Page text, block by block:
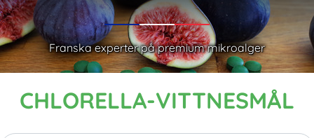
Franska experter på premium mikroalger
CHLORELLA-VITTNESMÅL